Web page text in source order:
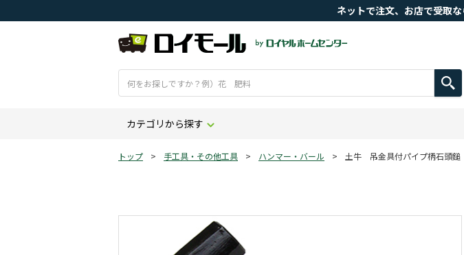
ネットで注文、お店で受取
カテゴリから探す
トップ > 手工具・その他工具 > ハンマー・バール > 土牛 吊金具付パイプ柄石頭